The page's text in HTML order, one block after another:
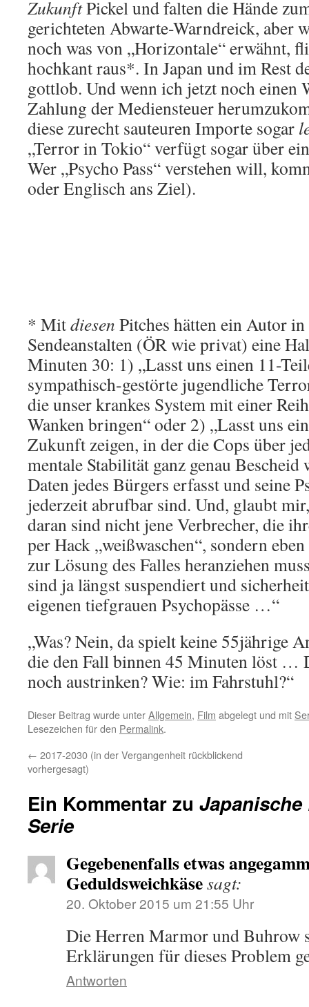
ZukunftPickel und falten die Hände
gerichteten Abwarte-Warndreick, aber
noch was von „Horizontale“ erwähnt,
hochkant raus*. In Japan und im Rest
gottlob. Und wenn ich jetzt noch einen
Zahlung der Mediensteuer
diese zurecht sauteuren Importe sogar
„Terror in Tokio“ verfügt sogar über
Wer „Psycho Pass“ verstehen will,
oder Englisch ans Ziel).
* Mitdiesen Pitches hätten ein Autor
Sendeanstalten (ÖR wie privat) eine
Minuten 30: 1) „Lasst uns einen 11-
sympathisch-gestörte jugendliche
die unser krankes System mit einer
Wanken bringen“ oder 2) „Lasst uns
Zukunft zeigen, in der die Cops über
mentale Stabilität ganz genau Bescheid
Daten jedes Bürgers erfasst und seine
jederzeit abrufbar sind. Und, glaubt
daran sind nicht jene Verbrecher, die
per Hack „weißwaschen“, sondern
zur Lösung des Falles heranziehen
sind ja längst suspendiert und
eigenen tiefgrauen Psychopässe …“
„Was? Nein, da spielt keine 55jährige
die den Fall binnen 45 Minuten löst …
noch austrinken? Wie: im Fahrstuhl?“
Dieser Beitrag wurde unterAllgemein, Film abgelegt und mit
Lesezeichen für den Permalink.
← 2017-2030 (in der Vergangenheit rückblickend
vorhergesagt)
Ein Kommentar zu
Serie
Gegebenenfalls etwas
Geduldsweichkäsesagt:
20. Oktober 2015 um 21:55 Uhr
Die Herren Marmor und Buhrow
Erklärungen für dieses Problem
Antworten